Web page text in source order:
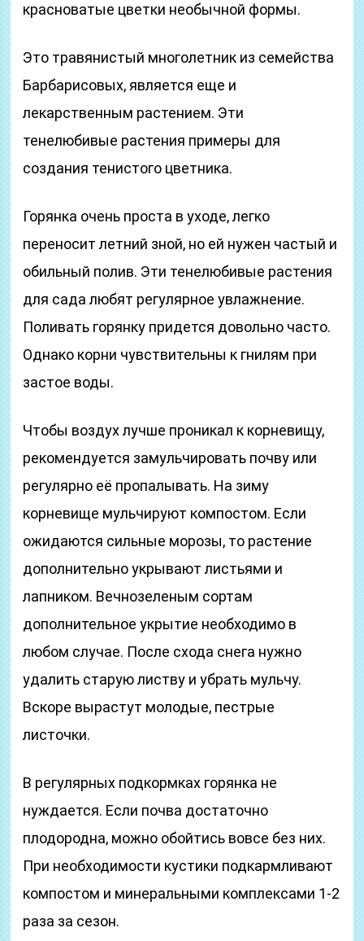
красноватые цветки необычной формы.
Это травянистый многолетник из семейства
Барбарисовых, является еще и
лекарственным растением. Эти
тенелюбивые растения примеры для
создания тенистого цветника.
Горянка очень проста в уходе, легко
переносит летний зной, но ей нужен частый и
обильный полив. Эти тенелюбивые растения
для сада любят регулярное увлажнение.
Поливать горянку придется довольно часто.
Однако корни чувствительны к гнилям при
застое воды.
Чтобы воздух лучше проникал к корневищу,
рекомендуется замульчировать почву или
регулярно её пропалывать. На зиму
корневище мульчируют компостом. Если
ожидаются сильные морозы, то растение
дополнительно укрывают листьями и
лапником. Вечнозеленым сортам
дополнительное укрытие необходимо в
любом случае. После схода снега нужно
удалить старую листву и убрать мульчу.
Вскоре вырастут молодые, пестрые
листочки.
В регулярных подкормках горянка не
нуждается. Если почва достаточно
плодородна, можно обойтись вовсе без них.
При необходимости кустики подкармливают
компостом и минеральными комплексами 1-2
раза за сезон.